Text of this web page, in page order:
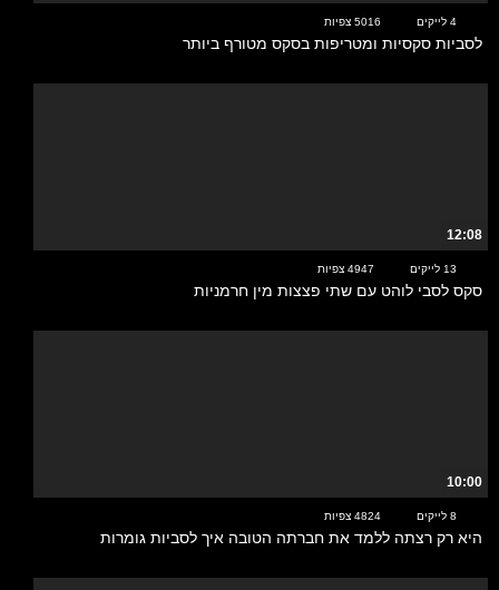
4 לייקים 5016 צפיות
לסביות סקסיות ומטריפות בסקס מטורף ביותר
12:08
13 לייקים 4947 צפיות
סקס לסבי לוהט עם שתי פצצות מין חרמניות
10:00
8 לייקים 4824 צפיות
היא רק רצתה ללמד את חברתה הטובה איך לסביות גומרות